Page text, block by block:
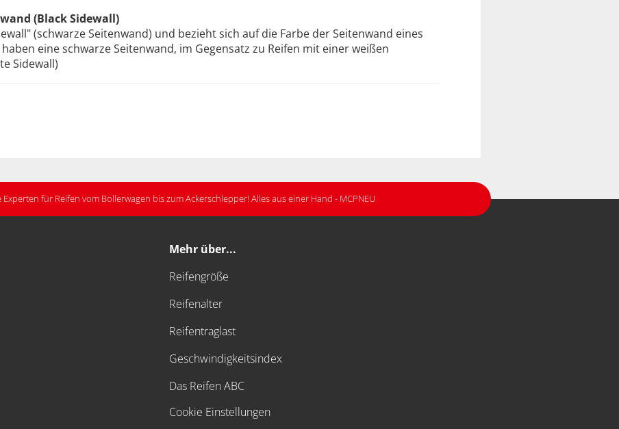
(Black Sidewall)
(schwarze Seitenwand) und bezieht sich auf die Farbe der Seitenwand eines
haben eine schwarze Seitenwand, im Gegensatz zu Reifen mit einer weißen
Sidewall)
Experten für Reifen vom Bollerwagen bis zum Ackerschlepper! Alles aus einer Hand - MCPNEU
Mehr über...
Reifengröße
Reifenalter
Reifentraglast
Geschwindigkeitsindex
Das Reifen ABC
Cookie Einstellungen